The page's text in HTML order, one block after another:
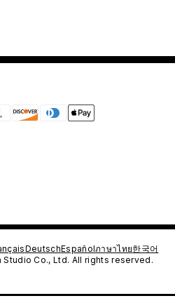
DeutschEspañolภาษาไทย한국어
Co., Ltd. All rights reserved.